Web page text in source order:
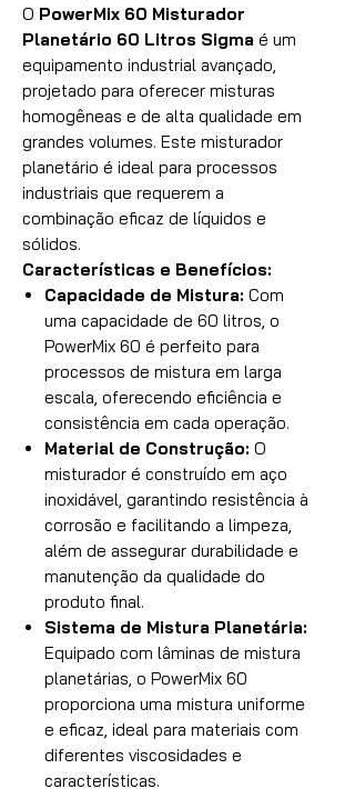
O PowerMix 60 Misturador
Planetário 60 Litros Sigma é um
equipamento industrial avançado,
projetado para oferecer misturas
homogêneas e de alta qualidade em
grandes volumes. Este misturador
planetário é ideal para processos
industriais que requerem a
combinação eficaz de líquidos e
sólidos.
Características e Benefícios:
Capacidade de Mistura: Com
uma capacidade de 60 litros, o
PowerMix 60 é perfeito para
processos de mistura em larga
escala, oferecendo eficiência e
consistência em cada operação.
Material de Construção: O
misturador é construído em aço
inoxidável, garantindo resistência à
corrosão e facilitando a limpeza,
além de assegurar durabilidade e
manutenção da qualidade do
produto final.
Sistema de Mistura Planetária:
Equipado com lâminas de mistura
planetárias, o PowerMix 60
proporciona uma mistura uniforme
e eficaz, ideal para materiais com
diferentes viscosidades e
características.